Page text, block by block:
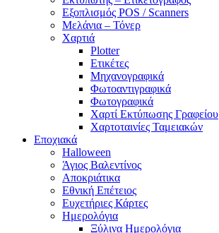
Εξοπλισμός POS / Scanners
Μελάνια – Τόνερ
Χαρτιά
Plotter
Ετικέτες
Μηχανογραφικά
Φωτοαντιγραφικά
Φωτογραφικά
Χαρτί Εκτύπωσης Γραφείου
Χαρτοταινίες Ταμειακών
Εποχιακά
Halloween
Άγιος Βαλεντίνος
Αποκριάτικα
Εθνική Επέτειος
Ευχετήριες Κάρτες
Ημερολόγια
Ξύλινα Ημερολόγια